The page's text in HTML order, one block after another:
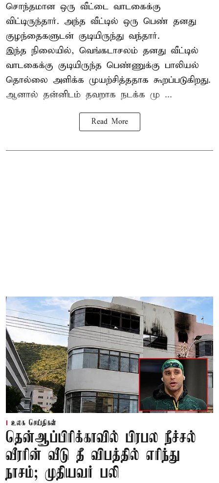
சொந்தமான ஒரு வீட்டை வாடகைக்கு
விட்டிருந்தார். அந்த வீட்டில் ஒரு பெண் தனது
குழந்தைகளுடன் குடியிருந்து வந்தார்.
இந்த நிலையில், வெங்கடாசலம் தனது வீட்டில்
வாடகைக்கு குடியிருந்த பெண்ணுக்கு பாலியல்
தொல்லை அளிக்க முயற்சித்ததாக கூறப்படுகிறது.
ஆனால் தன்னிடம் தவறாக நடக்க மு ...
Read More
உலக செய்திகள்
தென்ஆப்பிரிக்காவில் பிரபல நீச்சல்
வீரரின் வீடு தீ விபத்தில் எரிந்து
நாசம்; முதியவர் பலி